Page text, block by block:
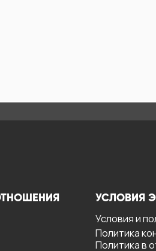
УСЛОВИЯ
Условия и
Политика
Политика в